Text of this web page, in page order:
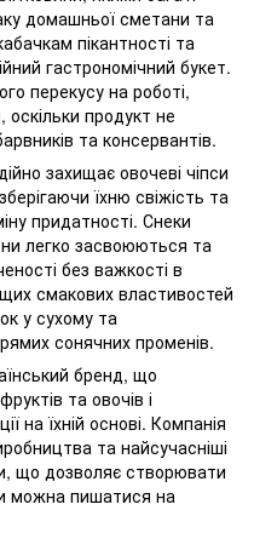
домашньої сметани та
пікантності та
гастрономічний букет.
перекусу на роботі,
оскільки продукт не
та консервантів.
захищає овочеві чіпси
їхню свіжість та
придатності. Снеки
легко засвоюються та
без важкості в
смакових властивостей
у сухому та
сонячних променів.
бренд, що
та овочів і
на їхній основі. Компанія
та найсучасніші
що дозволяє створювати
можна пишатися на